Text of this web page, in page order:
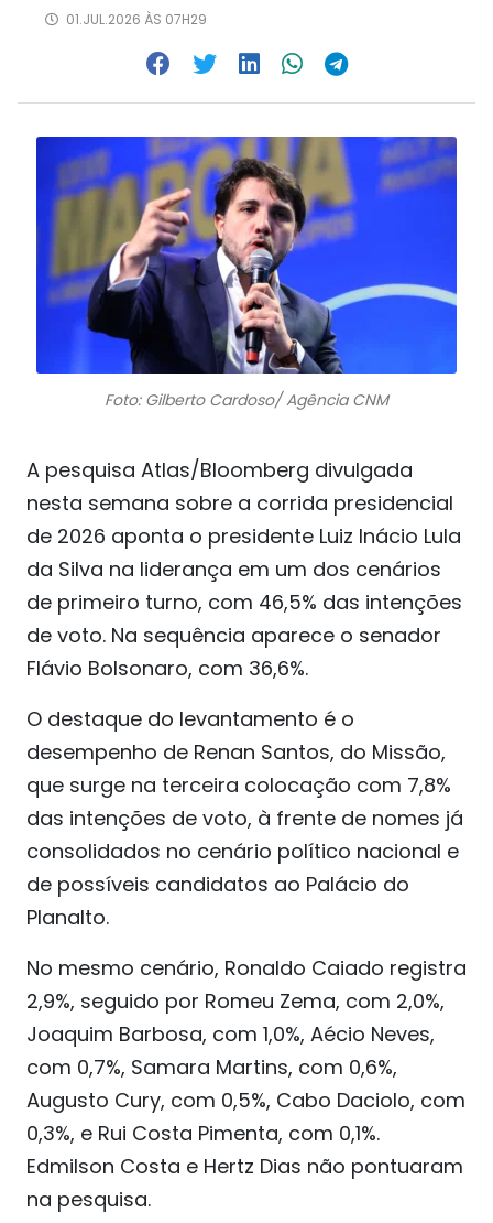
01.JUL.2026 ÀS 07H29
Foto: Gilberto Cardoso/ Agência CNM
A pesquisa Atlas/Bloomberg divulgada
nesta semana sobre a corrida presidencial
de 2026 aponta o presidente Luiz Inácio Lula
da Silva na liderança em um dos cenários
de primeiro turno, com 46,5% das intenções
de voto. Na sequência aparece o senador
Flávio Bolsonaro, com 36,6%.
O destaque do levantamento é o
desempenho de Renan Santos, do Missão,
que surge na terceira colocação com 7,8%
das intenções de voto, à frente de nomes já
consolidados no cenário político nacional e
de possíveis candidatos ao Palácio do
Planalto.
No mesmo cenário, Ronaldo Caiado registra
2,9%, seguido por Romeu Zema, com 2,0%,
Joaquim Barbosa, com 1,0%, Aécio Neves,
com 0,7%, Samara Martins, com 0,6%,
Augusto Cury, com 0,5%, Cabo Daciolo, com
0,3%, e Rui Costa Pimenta, com 0,1%.
Edmilson Costa e Hertz Dias não pontuaram
na pesquisa.